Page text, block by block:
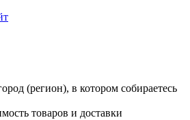
(регион), в котором собираетесь
товаров и доставки